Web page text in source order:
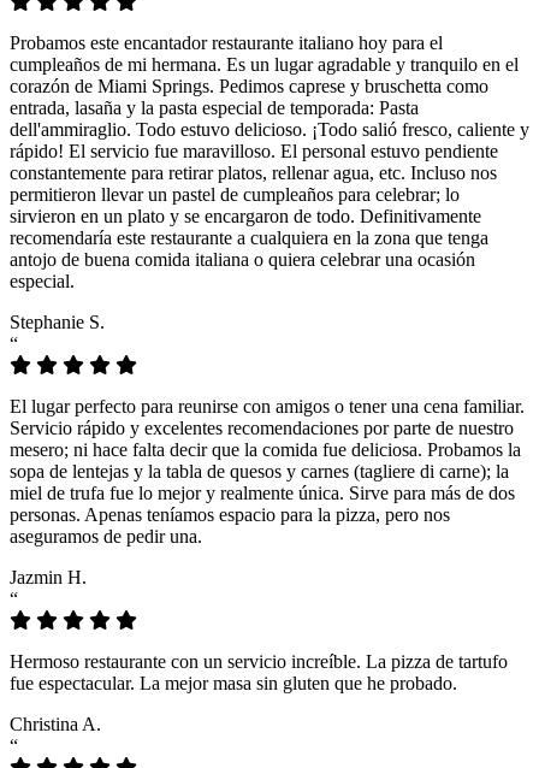
Probamos este encantador restaurante italiano hoy para el
cumpleaños de mi hermana. Es un lugar agradable y tranquilo en el
corazón de Miami Springs. Pedimos caprese y bruschetta como
entrada, lasaña y la pasta especial de temporada: Pasta
dell'ammiraglio. Todo estuvo delicioso. ¡Todo salió fresco, caliente y
rápido! El servicio fue maravilloso. El personal estuvo pendiente
constantemente para retirar platos, rellenar agua, etc. Incluso nos
permitieron llevar un pastel de cumpleaños para celebrar; lo
sirvieron en un plato y se encargaron de todo. Definitivamente
recomendaría este restaurante a cualquiera en la zona que tenga
antojo de buena comida italiana o quiera celebrar una ocasión
especial.
Stephanie S.
“
El lugar perfecto para reunirse con amigos o tener una cena familiar.
Servicio rápido y excelentes recomendaciones por parte de nuestro
mesero; ni hace falta decir que la comida fue deliciosa. Probamos la
sopa de lentejas y la tabla de quesos y carnes (tagliere di carne); la
miel de trufa fue lo mejor y realmente única. Sirve para más de dos
personas. Apenas teníamos espacio para la pizza, pero nos
aseguramos de pedir una.
Jazmin H.
“
Hermoso restaurante con un servicio increíble. La pizza de tartufo
fue espectacular. La mejor masa sin gluten que he probado.
Christina A.
“